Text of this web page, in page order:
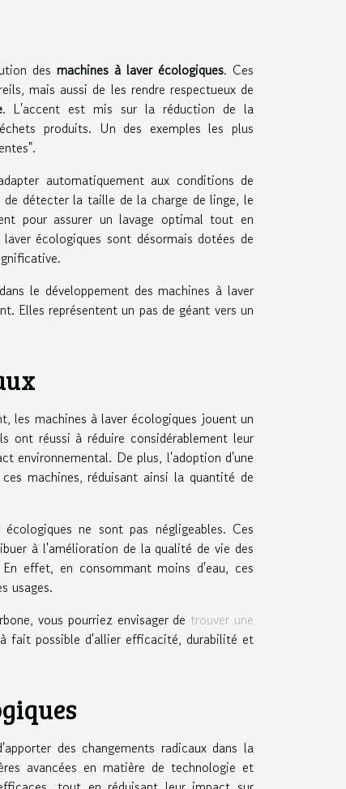
des machines à laver écologiques. Ces
mais aussi de les rendre respectueux de
. L'accent est mis sur la réduction de la
produits. Un des exemples les plus
automatiquement aux conditions de
détecter la taille de la charge de linge, le
pour assurer un lavage optimal tout en
écologiques sont désormais dotées de
le développement des machines à laver
Elles représentent un pas de géant vers un
les machines à laver écologiques jouent un
ont réussi à réduire considérablement leur
environnemental. De plus, l'adoption d'une
machines, réduisant ainsi la quantité de
ne sont pas négligeables. Ces
à l'amélioration de la qualité de vie des
effet, en consommant moins d'eau, ces
usages.
vous pourriez envisager de trouver une
fait possible d'allier efficacité, durabilité et
des changements radicaux dans la
avancées en matière de technologie et